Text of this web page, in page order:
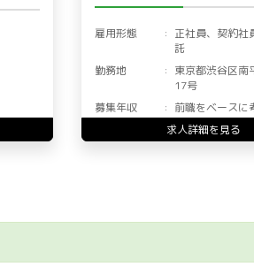
雇用形態
正社員、契約社
託
勤務地
東京都渋谷区南
17号
募集年収
前職をベースに
求人詳細を見る